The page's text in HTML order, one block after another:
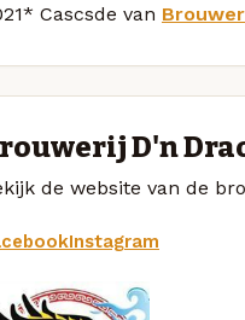
Cascsde van
D'n
de website van de
Instagram